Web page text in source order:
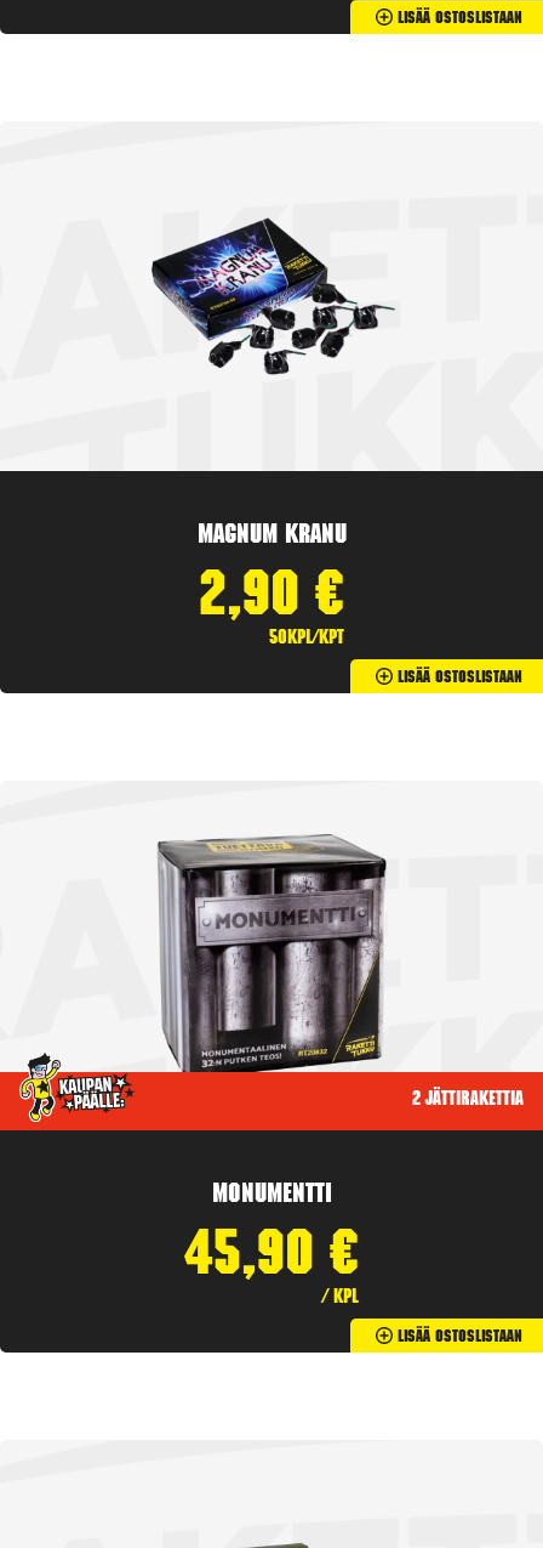
Lisää Ostoslistaan
Magnum Kranu
2,90 €
50kpl/kpt
Lisää Ostoslistaan
2 jättirakettia
Monumentti
45,90 €
/ kpl
Lisää Ostoslistaan